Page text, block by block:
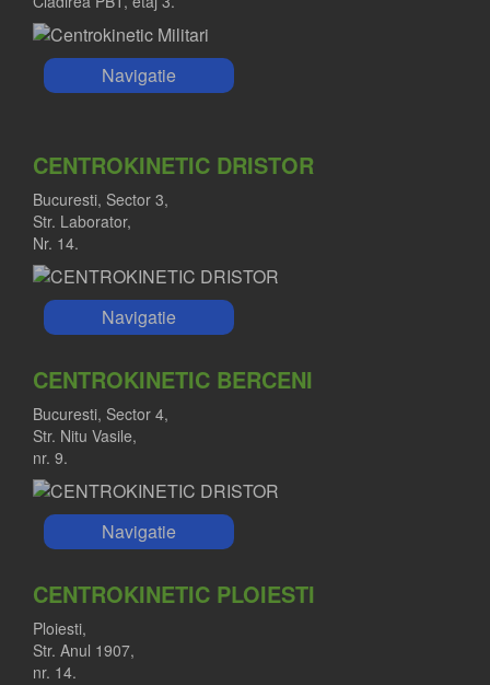
Navigatie
CENTROKINETIC DRISTOR
Bucuresti, Sector 3,
Str. Laborator,
Nr. 14.
Navigatie
CENTROKINETIC BERCENI
Bucuresti, Sector 4,
Str. Nitu Vasile,
nr. 9.
Navigatie
CENTROKINETIC PLOIESTI
Ploiesti,
Str. Anul 1907,
nr. 14.